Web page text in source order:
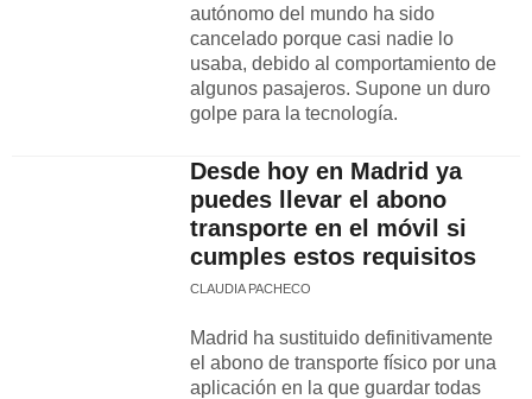
autónomo del mundo ha sido
cancelado porque casi nadie lo
usaba, debido al comportamiento de
algunos pasajeros. Supone un duro
golpe para la tecnología.
Desde hoy en Madrid ya
puedes llevar el abono
transporte en el móvil si
cumples estos requisitos
CLAUDIA PACHECO
Madrid ha sustituido definitivamente
el abono de transporte físico por una
aplicación en la que guardar todas